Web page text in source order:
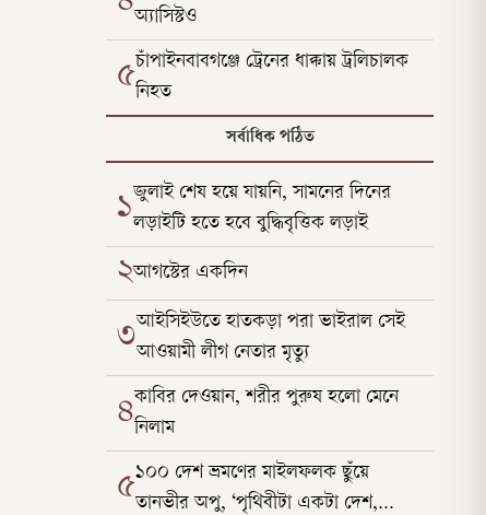
অ্যাসিস্টও
৫চাঁপাইনবাবগঞ্জে ট্রেনের ধাক্কায় ট্রলিচালক
নিহত
সর্বাধিক পঠিত
১জুলাই শেষ হয়ে যায়নি, সামনের দিনের
লড়াইটি হতে হবে বুদ্ধিবৃত্তিক লড়াই
২আগস্টের একদিন
৩আইসিইউতে হাতকড়া পরা ভাইরাল সেই
আওয়ামী লীগ নেতার মৃত্যু
৪কাবির দেওয়ান, শরীর পুরুষ হলো মেনে
নিলাম
৫১০০ দেশ ভ্রমণের মাইলফলক ছুঁয়ে
তানভীর অপু, ‘পৃথিবীটা একটা দেশ,